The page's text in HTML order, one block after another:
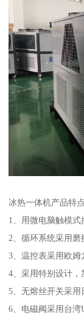
冰热一体机产品特
1、用微电脑触模式
2、循环系统采用磨
3、温控表采用欧姆
4、采用特别设计，
5、无熔丝开关采用
6、电磁阀采用台湾